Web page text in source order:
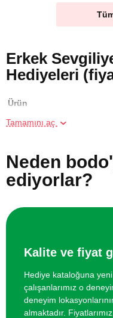
Erkek
Hediyeleri
Ürün
İstanbul'da Yelken Kursu
Simülatör Oyunu Deneyimi
İki kişi için İsveç Masajı
İki Kişi için Seramik
Tamamını aç
Neden
ediyorlar?
Kalite ve fiyat
Hediye kataloğuna
çalışanlarımız o
deneyim
almaktadır.